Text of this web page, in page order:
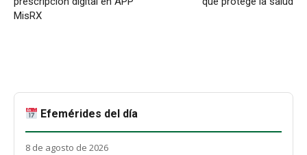
MisRX
Efemérides del día
8 de agosto de 2026